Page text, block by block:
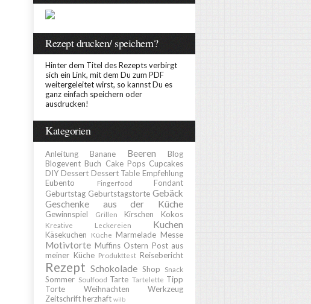
Rezept drucken/ speichern?
Hinter dem Titel des Rezepts verbirgt
sich ein Link, mit dem Du zum PDF
weitergeleitet wirst, so kannst Du es
ganz einfach speichern oder
ausdrucken!
Kategorien
Anleitung Banane Beeren
Blog
Blogevent Buch Cake Pops Cupcakes
DIY Dessert Dessert Table Empfehlung
Eubento
Fingerfood
Fondant
Geburtstag Geburtstagstorte Gebäck
Geschenke aus der Küche
Gewinnspiel Grillen Kirschen Kokos
Kreative Leckereien Kuchen
Käsekuchen Küche Marmelade Messe
Motivtorte Muffins Ostern Post aus
meiner Küche Produkttest Reisebericht
Rezept Schokolade Shop Snack
Sommer Soulfood Tarte Tartelette Tipp
Torte
Weihnachten
Werkzeug
Zeitschrift herzhaft wilb